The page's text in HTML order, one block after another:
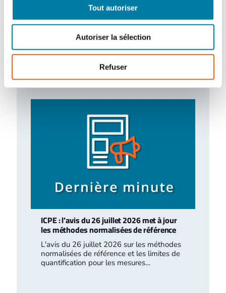
Tout autoriser
Autoriser la sélection
Refuser
Drones de sécurité : décollage à la
Porté par des technologies plus matures et
une croissance hyper rapide, le marché
français des drones de sécurité commence
ICPE : l’avis du 26 juillet 2026 met à jour
les méthodes normalisées de référence
L'avis du 26 juillet 2026 sur les méthodes
normalisées de référence et les limites de
quantification pour les mesures…